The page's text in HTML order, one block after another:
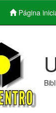
Página